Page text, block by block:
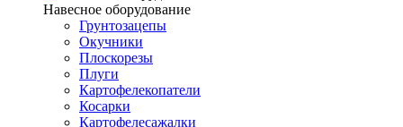
Навесное оборудование
Грунтозацепы
Окучники
Плоскорезы
Плуги
Картофелекопатели
Косарки
Картофелесажалки